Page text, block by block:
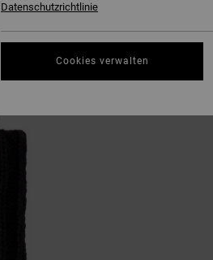
Datenschutzrichtlinie
Cookies verwalten